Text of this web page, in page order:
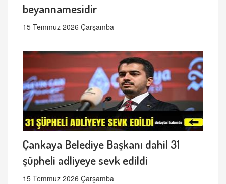
beyannamesidir
15 Temmuz 2026 Çarşamba
Çankaya Belediye Başkanı dahil 31
şüpheli adliyeye sevk edildi
15 Temmuz 2026 Çarşamba